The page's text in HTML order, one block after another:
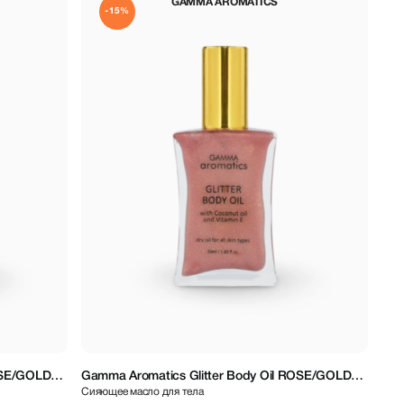
GOLD
GAMMA AROMATICS
-15%
Gamma Aromatics Glitter Body Oil ROSE/GOLD
50 ml
Сияющее масло для тела